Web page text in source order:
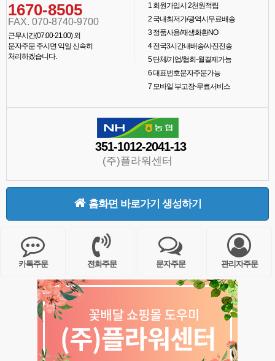
1670-8505
FAX. 070-8740-9700
근무시간(07:00-21:00) 외
문자주문 주시면 익일 신속히
처리하겠습니다.
1회원가입시 2천원적립
2국내최저가/광역시무료배송
3정품사용/재생화환NO
4전국3시간내배송/사진전송
5단체/기업/협회-월결제가능
6대표번호문자주문가능
7모바일 부고장-무료서비스
351-1012-2041-13
(주)플라워센터
홈화면 바로가기 생성하기
카톡주문 전화주문 문자주문 관리자주문